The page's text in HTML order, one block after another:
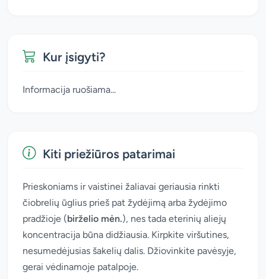
Kur įsigyti?
Informacija ruošiama...
Kiti priežiūros patarimai
Prieskoniams ir vaistinei žaliavai geriausia rinkti
čiobrelių ūglius prieš pat žydėjimą arba žydėjimo
pradžioje (birželio mėn.), nes tada eterinių aliejų
koncentracija būna didžiausia. Kirpkite viršutines,
nesumedėjusias šakelių dalis. Džiovinkite pavėsyje,
gerai vėdinamoje patalpoje.